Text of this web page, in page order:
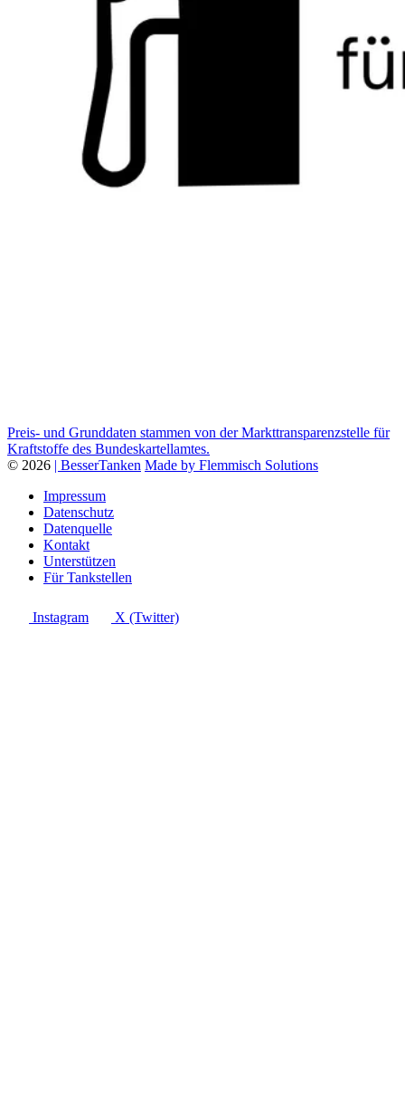
Preis- und Grunddaten stammen von der Markttransparenzstelle für
Kraftstoffe des Bundeskartellamtes.
© 2026 | BesserTanken Made by Flemmisch Solutions
Impressum
Datenschutz
Datenquelle
Kontakt
Unterstützen
Für Tankstellen
Instagram X (Twitter)